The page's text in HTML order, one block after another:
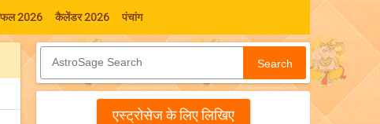
2026 कैलेंडर 2026 पंचांग
Search
एस्‍ट्रोसेज के लिए लिखिए